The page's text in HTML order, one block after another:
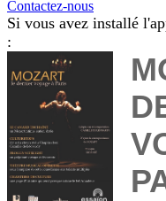
Contactez-nous
Si vous avez installé
: